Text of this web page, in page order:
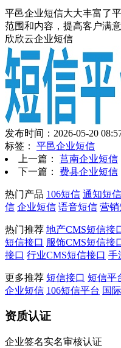
平邑企业短信大大丰富了
范围和内容，提高客户满
欣欣云企业短信
发布时间：2026-05-20
标签： 平邑企业短信
上一篇： 莒南企业短信
下一篇： 费县企业短信
热门产品 106短信 通知短信
信 企业短信 语音短信 营
热门推荐 地产CMS短信接
短信接口 服饰CMS短信接
接口 行业CMS短信接口 手
更多推荐 短信接口 短信平
企业短信 106短信平台 国
资质认证
企业签名实名审核认证